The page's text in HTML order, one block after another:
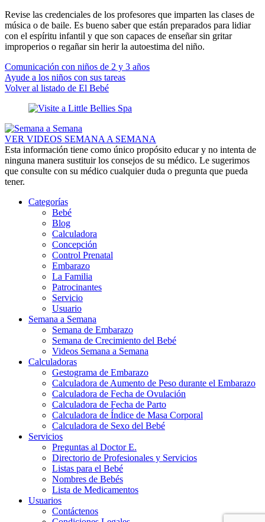
Revise las credenciales de los profesores que imparten las clases de
música o de baile. Es bueno saber que están preparados para lidiar
con el espíritu infantil y que son capaces de enseñar sin gritar
improperios o regañar sin herir la autoestima del niño.
Comunicación con niños de 2 y 3 años
Ayude a los niños con sus tareas
Volver al listado de El Bebé
VER VIDEOS SEMANA A SEMANA
Esta información tiene como único propósito educar y no intenta de
ninguna manera sustituir los consejos de su médico. Le sugerimos
que consulte con su médico cualquier duda o pregunta que pueda
tener.
Categorías
Bebé
Blog
Calculadora
Concepción
Control Prenatal
Embarazo
La Familia
Patrocinantes
Servicio
Usuario
Semana a Semana
Semana de Embarazo
Semana de Crecimiento del Bebé
Videos Semana a Semana
Calculadoras
Gestograma de Embarazo
Calculadora de Aumento de Peso durante el Embarazo
Calculadora de Fecha de Ovulación
Calculadora de Fecha de Parto
Calculadora de Índice de Masa Corporal
Calculadora de Sexo del Bebé
Servicios
Preguntas al Doctor E.
Directorio de Profesionales y Servicios
Listas para el Bebé
Nombres de Bebés
Lista de Medicamentos
Usuarios
Contáctenos